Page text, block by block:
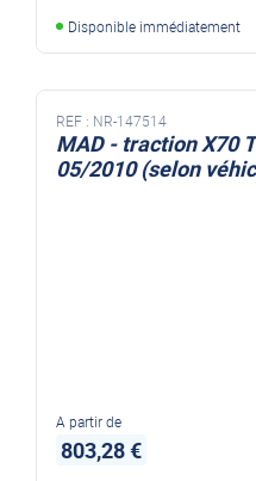
Disponible immédiatement
REF : NR-147514
MAD - traction X70
05/2010 (selon
A partir de
803,28 €